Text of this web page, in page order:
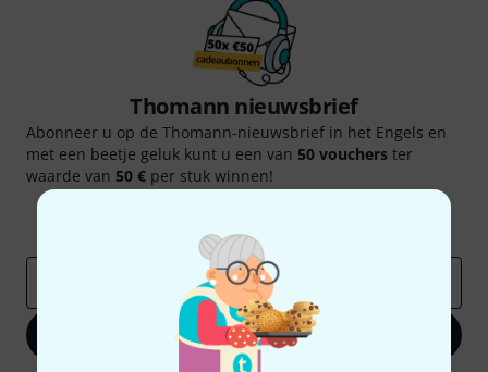
Thomann nieuwsbrief
Abonneer u op de Thomann-nieuwsbrief in het Engels en
met een beetje geluk kunt u een van 50 vouchers ter
waarde van 50 € per stuk winnen!
Registreer nu